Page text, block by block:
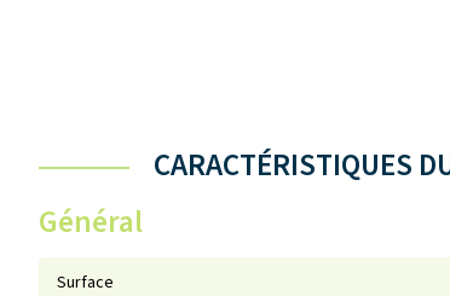
CARACTÉRISTIQUES
Général
Surface